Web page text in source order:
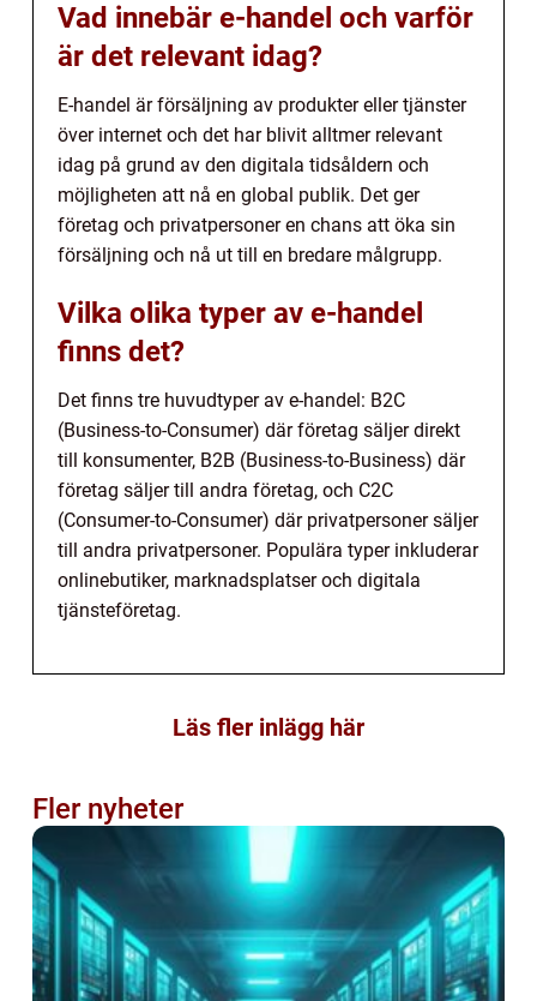
Vad innebär e-handel och varför
är det relevant idag?
E-handel är försäljning av produkter eller tjänster
över internet och det har blivit alltmer relevant
idag på grund av den digitala tidsåldern och
möjligheten att nå en global publik. Det ger
företag och privatpersoner en chans att öka sin
försäljning och nå ut till en bredare målgrupp.
Vilka olika typer av e-handel
finns det?
Det finns tre huvudtyper av e-handel: B2C
(Business-to-Consumer) där företag säljer direkt
till konsumenter, B2B (Business-to-Business) där
företag säljer till andra företag, och C2C
(Consumer-to-Consumer) där privatpersoner säljer
till andra privatpersoner. Populära typer inkluderar
onlinebutiker, marknadsplatser och digitala
tjänsteföretag.
Läs fler inlägg här
Fler nyheter